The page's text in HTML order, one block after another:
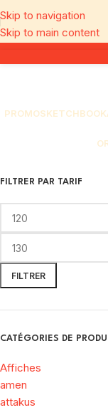
Skip to navigation
Skip to main content
PROMOSKETCHBOOK
FILTRER PAR TARIF
FILTRER
CATÉGORIES DE
Affiches
amen
attakus